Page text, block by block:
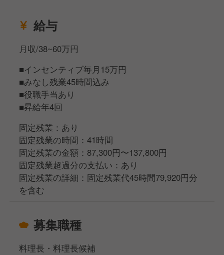
給与
月収/38~60万円
■インセンティブ毎月15万円
■みなし残業45時間込み
■役職手当あり
■昇給年4回
固定残業：あり
固定残業の時間：41時間
固定残業の金額：87,300円〜137,800円
固定残業超過分の支払い：あり
固定残業の詳細：固定残業代45時間79,920円分
を含む
募集職種
料理長・料理長候補